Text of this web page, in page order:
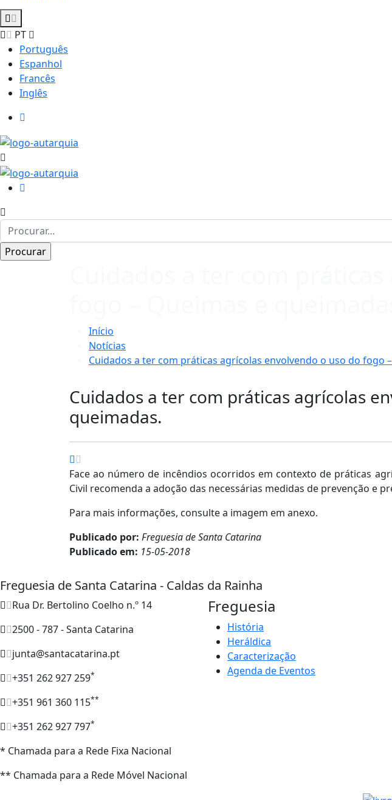
PT
Português
Espanhol
Francês
Inglês
Início
Notícias
Cuidados a ter com práticas agrícolas envolvendo o uso do fogo
Cuidados a ter com práticas agrícolas
queimadas.
Face ao número de incêndios ocorridos em contexto de práticas
Civil recomenda a adoção das necessárias medidas de prevenção e
Para mais informações, consulte a imagem em anexo.
Publicado por: Freguesia de Santa Catarina
Publicado em: 15-05-2018
Freguesia de Santa Catarina - Caldas da Rainha
Rua Dr. Bertolino Coelho n.º 14
2500 - 787 - Santa Catarina
junta@santacatarina.pt
+351 262 927 259*
+351 961 360 115**
+351 262 927 797*
* Chamada para a Rede Fixa Nacional
** Chamada para a Rede Móvel Nacional
Freguesia
História
Heráldica
Caracterização
Agenda de Eventos